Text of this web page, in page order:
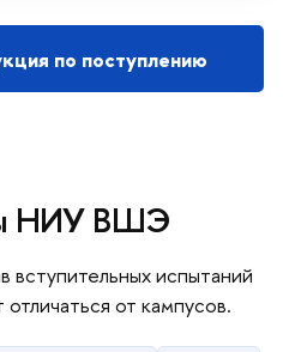
по поступлению
НИУ ВШЭ
вступительных испытаний
от кампусов.